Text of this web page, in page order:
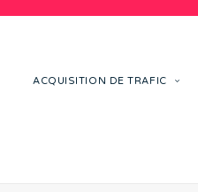
ACQUISITION DE TRAFIC